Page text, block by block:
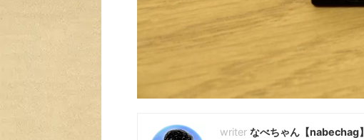
なべちゃん【nabechag】